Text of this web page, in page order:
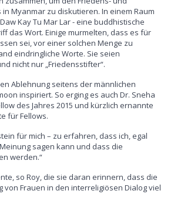
Myanmar zu diskutieren. In einem Raum
Kay Tu Mar Lar - eine buddhistische
das Wort. Einige murmelten, dass es für
sei, vor einer solchen Menge zu
eindringliche Worte. Sie seien
nicht nur „Friedensstifter“.
Ablehnung seitens der männlichen
inspiriert. So erging es auch Dr. Sneha
des Jahres 2015 und kürzlich ernannte
für Fellows.
für mich – zu erfahren, dass ich, egal
sagen kann und dass die
werden.“
so Roy, die sie daran erinnern, dass die
von Frauen in den interreligiösen Dialog viel